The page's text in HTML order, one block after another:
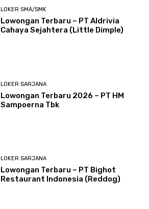
LOKER SMA/SMK
Lowongan Terbaru – PT Aldrivia
Cahaya Sejahtera (Little Dimple)
LOKER SARJANA
Lowongan Terbaru 2026 – PT HM
Sampoerna Tbk
LOKER SARJANA
Lowongan Terbaru – PT Bighot
Restaurant Indonesia (Reddog)